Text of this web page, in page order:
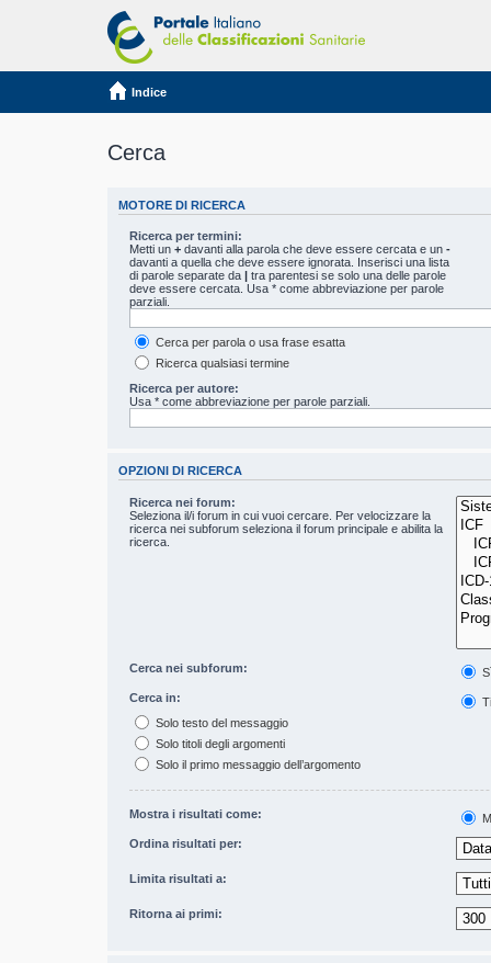
Indice
Cerca
MOTORE DI RICERCA
Ricerca per termini:
Metti un+ davanti alla parola che deve essere cercata e un-
davanti a quella che deve essere ignorata. Inserisci una lista
di parole separate da
tra parentesi se solo una delle parole
deve essere cercata. Usa * come abbreviazione per parole
parziali.
Cerca per parola o usa frase esatta
Ricerca qualsiasi termine
Ricerca per autore:
Usa * come abbreviazione per parole parziali.
OPZIONI DI RICERCA
Ricerca nei forum:
Seleziona il/i forum in cui vuoi cercare. Per velocizzare la
ricerca nei subforum seleziona il forum principale e abilita la
ricerca.
Cerca nei subforum:
Cerca in:
Solo testo del messaggio
Solo titoli degli argomenti
Solo il primo messaggio dell’argomento
Mostra i risultati come:
Ordina risultati per:
Limita risultati a:
Ritorna ai primi: